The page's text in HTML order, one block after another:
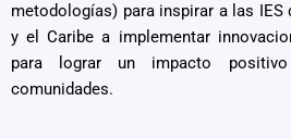
metodologías) para inspirar a las
y el Caribe a implementar
para lograr un impacto
comunidades.